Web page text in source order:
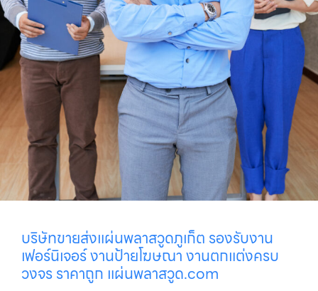
บริษัทขายส่งแผ่นพลาสวูดภูเก็ต รองรับงาน
เฟอร์นิเจอร์ งานป้ายโฆษณา งานตกแต่งครบ
วงจร ราคาถูก แผ่นพลาสวูด.com